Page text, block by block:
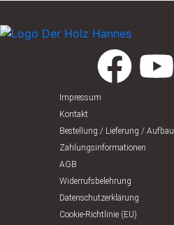
Impressum
Kontakt
Bestellung / Lieferung / Aufbau
Zahlungsinformationen
AGB
Widerrufsbelehrung
Datenschutzerklärung
Cookie-Richtlinie (EU)